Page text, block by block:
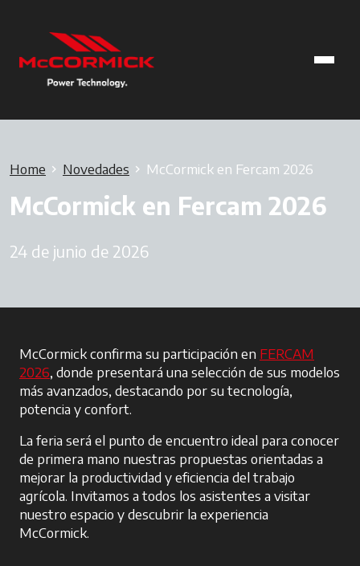
Home Novedades McCormick en Fercam 2026
McCormick en Fercam 2026
24 de junio de 2026
McCormick confirma su participación en FERCAM
2026se abre en una pestaña nueva
, donde presentará una selección de sus modelos
más avanzados, destacando por su tecnología,
potencia y confort.
La feria será el punto de encuentro ideal para conocer
de primera mano nuestras propuestas orientadas a
mejorar la productividad y eficiencia del trabajo
agrícola. Invitamos a todos los asistentes a visitar
nuestro espacio y descubrir la experiencia
McCormick.